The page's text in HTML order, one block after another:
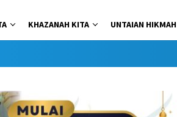
KHAZANAH KITA UNTAIAN HIKMAH